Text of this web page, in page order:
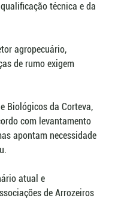
técnica e da
agropecuário,
de rumo exigem
Biológicos da Corteva,
com levantamento
apontam necessidade
atual e
de Arrozeiros